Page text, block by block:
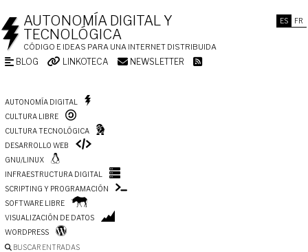
ES FR
AUTONOMÍA DIGITAL Y
TECNOLÓGICA
CÓDIGO E IDEAS PARA UNA INTERNET DISTRIBUIDA
BLOG LINKOTECA NEWSLETTER
AUTONOMÍA DIGITAL
CULTURA LIBRE
CULTURA TECNOLÓGICA
DESARROLLO WEB
GNU/LINUX
INFRAESTRUCTURA DIGITAL
SCRIPTING Y PROGRAMACIÓN
SOFTWARE LIBRE
VISUALIZACIÓN DE DATOS
WORDPRESS
BUSCAR ENTRADAS